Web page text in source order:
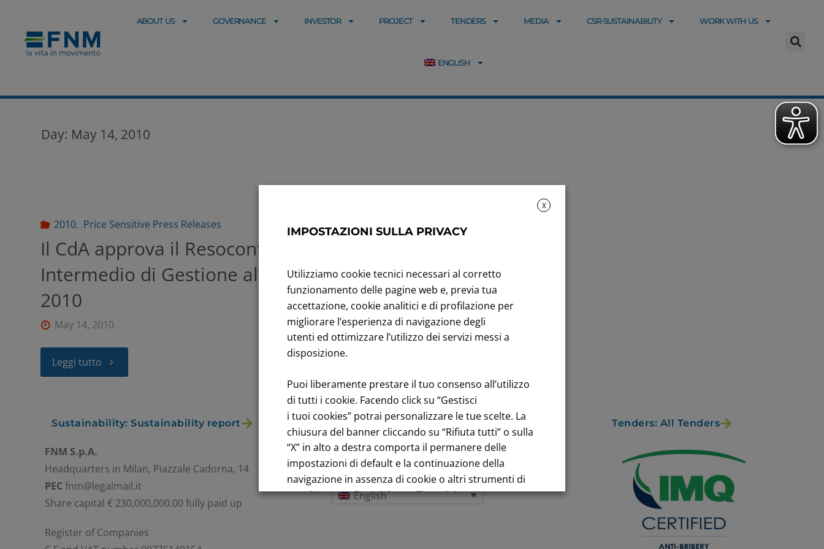
ABOUT US GOVERNANCE INVESTOR PROJECT TENDERS MEDIA CSR-SUSTAINABILITY WORK WITH US
ENGLISH
Day: May 14, 2010
2010, Price Sensitive Press Releases
Il CdA approva il Resoconto
Intermedio di Gestione al 31 marzo
2010
May 14, 2010
Leggi tutto
Sustainability: Sustainability report Title performance: On the stock Exchange Tenders: All Tenders
FNM S.p.A.
Headquarters in Milan, Piazzale Cadorna, 14
PECfnm@legalmail.it
Share capital € 230,000,000.00 fully paid up
Register of Companies
English
X
IMPOSTAZIONI SULLA PRIVACY
Utilizziamo cookie tecnici necessari al corretto
funzionamento delle pagine web e, previa tua
accettazione, cookie analitici e di profilazione per
migliorare l’esperienza di navigazione degli
utenti ed ottimizzare l’utilizzo dei servizi messi a
disposizione.
Puoi liberamente prestare il tuo consenso all’utilizzo
di tutti i cookie. Facendo click su “Gestisci
i tuoi cookies” potrai personalizzare le tue scelte. La
chiusura del banner cliccando su “Rifiuta tutti” o sulla
“X” in alto a destra comporta il permanere delle
impostazioni di default e la continuazione della
navigazione in assenza di cookie o altri strumenti di
tracciamento diversi da quelli tecnici.